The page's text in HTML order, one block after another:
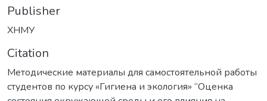
Publisher
ХНМУ
Citation
Методические материалы для самостоятельной работы
студентов по курсу «Гигиена и экология» “Оценка